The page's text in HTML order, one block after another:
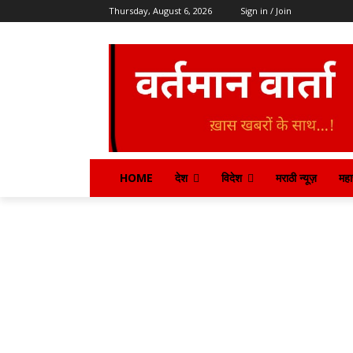
Thursday, August 6, 2026 Sign in / Join
HOME देश विदेश मराठी न्यूज़